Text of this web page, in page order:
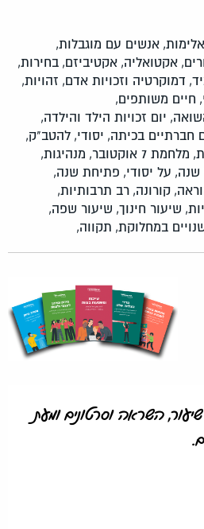
אלימות, אנשים עם מוגבלות,
אקטואליה, אקטיביזם, בחירות,
דמוקרטיה וזכויות אדם, זהויות,
חיים משותפים,
יום זכויות הילד והילדה,
חברתיים בכיתה, יסודי, להטב"ק,
מלחמת 7 אוקטובר,
מנהיגות,
שנה, על יסודי, פתיחת שנה,
קורונה, רב תרבותיות,
שיעור חינוך, שיעור שפה,
במחלוקת, תקווה,
השראה וסרטונים ומעת